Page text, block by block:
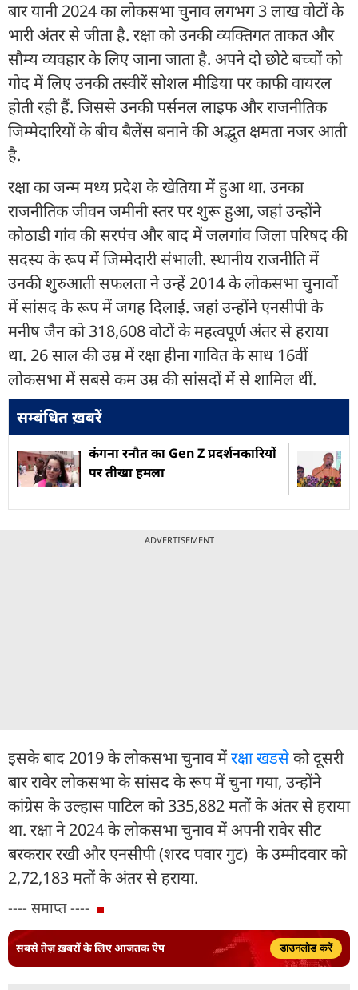
बार यानी 2024 का लोकसभा चुनाव लगभग 3 लाख वोटों के
भारी अंतर से जीता है. रक्षा को उनकी व्यक्तिगत ताकत और
सौम्य व्यवहार के लिए जाना जाता है. अपने दो छोटे बच्चों को
गोद में लिए उनकी तस्वीरें सोशल मीडिया पर काफी वायरल
होती रही हैं. जिससे उनकी पर्सनल लाइफ और राजनीतिक
जिम्मेदारियों के बीच बैलेंस बनाने की अद्भुत क्षमता नजर आती
है.
रक्षा का जन्म मध्य प्रदेश के खेतिया में हुआ था. उनका
राजनीतिक जीवन जमीनी स्तर पर शुरू हुआ, जहां उन्होंने
कोठाडी गांव की सरपंच और बाद में जलगांव जिला परिषद की
सदस्य के रूप में जिम्मेदारी संभाली. स्थानीय राजनीति में
उनकी शुरुआती सफलता ने उन्हें 2014 के लोकसभा चुनावों
में सांसद के रूप में जगह दिलाई. जहां उन्होंने एनसीपी के
मनीष जैन को 318,608 वोटों के महत्वपूर्ण अंतर से हराया
था. 26 साल की उम्र में रक्षा हीना गावित के साथ 16वीं
लोकसभा में सबसे कम उम्र की सांसदों में से शामिल थीं.
सम्बंधित ख़बरें
कंगना रनौत का Gen Z प्रदर्शनकारियों
पर तीखा हमला
ADVERTISEMENT
इसके बाद 2019 के लोकसभा चुनाव मेंरक्षा खडसेको दूसरी
बार रावेर लोकसभा के सांसद के रूप में चुना गया, उन्होंने
कांग्रेस के उल्हास पाटिल को 335,882 मतों के अंतर से हराया
था. रक्षा ने 2024 के लोकसभा चुनाव में अपनी रावेर सीट
बरकरार रखी और एनसीपी (शरद पवार गुट) के उम्मीदवार को
2,72,183 मतों के अंतर से हराया.
---- समाप्त ----
सबसे तेज़ ख़बरों के लिए आजतक ऐप डाउनलोड करें